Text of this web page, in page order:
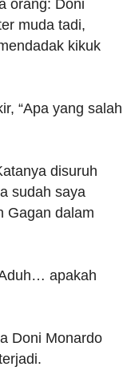
orang: Doni
muda tadi,
kikuk
“Apa yang salah
disuruh
sudah saya
Gagan dalam
apakah
Doni Monardo